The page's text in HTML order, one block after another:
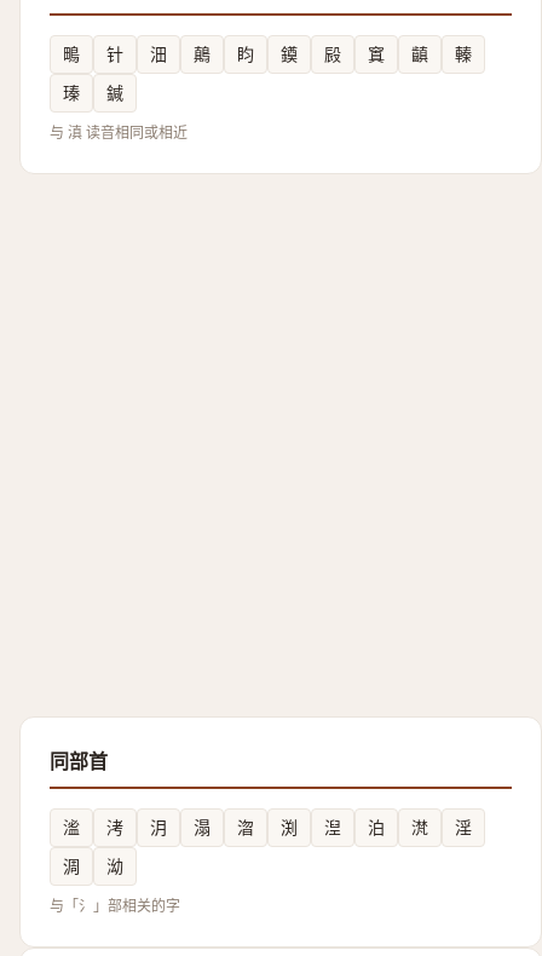
鴫 针 沺 鷏 盷 䥖 㲀 窴 齻
轃
瑧
鍼
与 滇 读音相同或相近
同部首
㴵 洘 㳉 溻 㳷 渕 湼 泊 滼
淫
淍
泑
与「氵」部相关的字